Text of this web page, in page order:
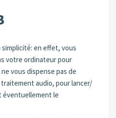
simplicité: en effet, vous
votre ordinateur pour
vous dispense pas de
traitement audio, pour lancer/
éventuellement le